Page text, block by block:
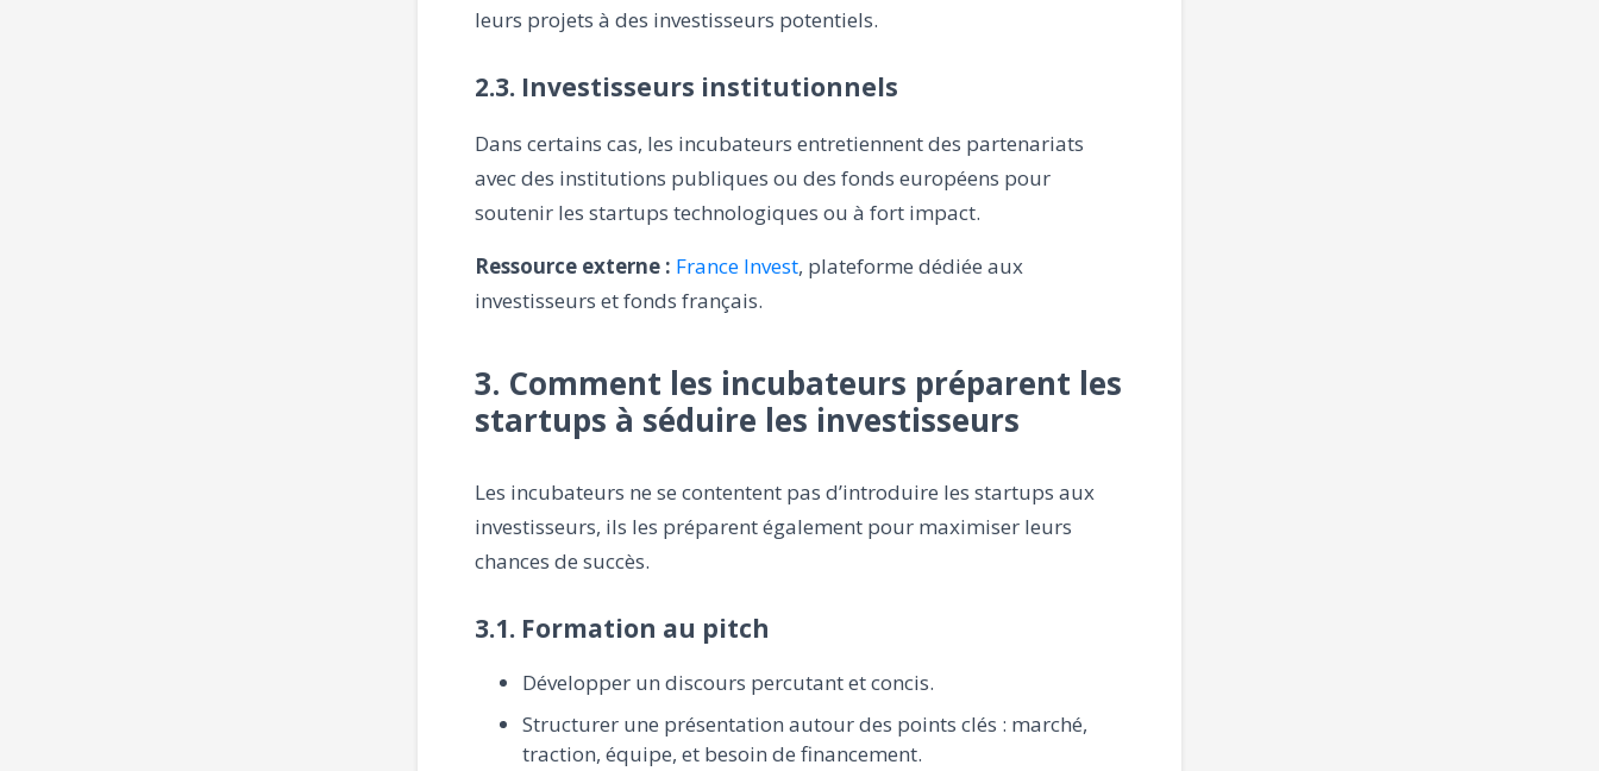
leurs projets à des investisseurs potentiels.
2.3. Investisseurs institutionnels
Dans certains cas, les incubateurs entretiennent des partenariats
avec des institutions publiques ou des fonds européens pour
soutenir les startups technologiques ou à fort impact.
Ressource externe : France Invest, plateforme dédiée aux
investisseurs et fonds français.
3. Comment les incubateurs préparent les
startups à séduire les investisseurs
Les incubateurs ne se contentent pas d’introduire les startups aux
investisseurs, ils les préparent également pour maximiser leurs
chances de succès.
3.1. Formation au pitch
Développer un discours percutant et concis.
Structurer une présentation autour des points clés : marché,
traction, équipe, et besoin de financement.